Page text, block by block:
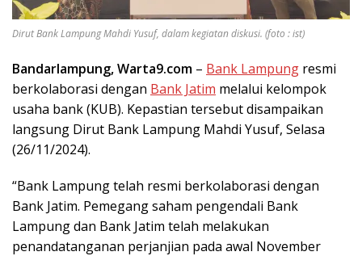
Dirut Bank Lampung Mahdi Yusuf, dalam kegiatan diskusi. (foto : ist)
Bandarlampung, Warta9.com – Bank Lampung resmi
berkolaborasi dengan Bank Jatim melalui kelompok
usaha bank (KUB). Kepastian tersebut disampaikan
langsung Dirut Bank Lampung Mahdi Yusuf, Selasa
(26/11/2024).
“Bank Lampung telah resmi berkolaborasi dengan
Bank Jatim. Pemegang saham pengendali Bank
Lampung dan Bank Jatim telah melakukan
penandatanganan perjanjian pada awal November